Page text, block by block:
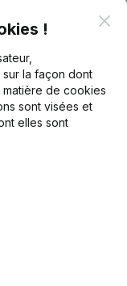
(Nouvelle
Ouverture
!
la façon dont
de cookies
sont visées et
elles sont